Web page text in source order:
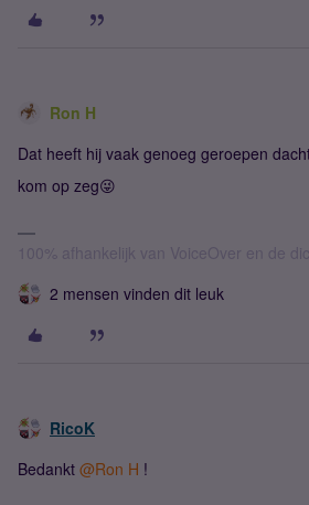
Ron H
Dat heeft hij vaak genoeg geroepen
kom op zeg😜
100% afhankelijk van VoiceOver en de
2 mensen vinden dit leuk
RicoK
Bedankt @Ron H !